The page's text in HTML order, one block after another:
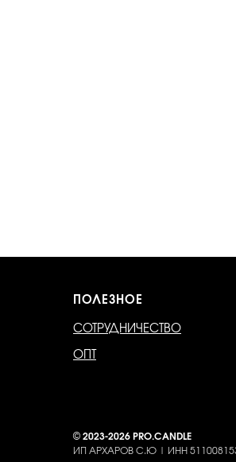
ПОЛЕЗНОЕ
СОТРУДНИЧЕСТВО
ОПТ
© 2023-2026 PRO.CANDLE
ИП АРХАРОВ С.Ю | ИНН